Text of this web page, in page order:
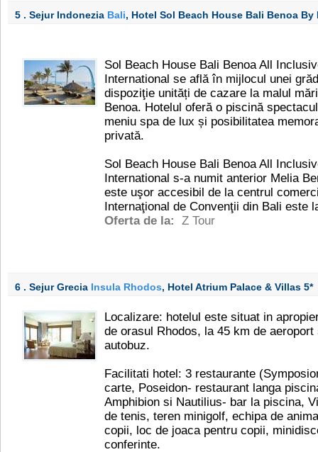
5 . Sejur Indonezia Bali, Hotel Sol Beach House Bali Benoa
Sol Beach House Bali Benoa All
International se află în mijlocul unei
dispoziţie unități de cazare la malul
Benoa. Hotelul oferă o piscină
meniu spa de lux și posibilitatea
privată.
Sol Beach House Bali Benoa All
International s-a numit anterior Melia
este uşor accesibil de la centrul
Internaţional de Convenţii din Bali este
Oferta de la:
Z Tour
6 . Sejur Grecia Insula Rhodos, Hotel Atrium Palace & Villas 5*
Localizare: hotelul este situat in
de orasul Rhodos, la 45 km de
autobuz.
Facilitati hotel: 3 restaurante
carte, Poseidon- restaurant langa
Amphibion si Nautilius- bar la piscina,
de tenis, teren minigolf, echipa de
copii, loc de joaca pentru copii,
conferinte.